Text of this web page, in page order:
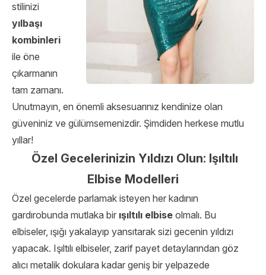
stilinizi
yılbaşı
kombinleri
ile öne
çıkarmanın
tam zamanı.
Unutmayın, en önemli aksesuarınız kendinize olan
güveniniz ve gülümsemenizdir. Şimdiden herkese mutlu
yıllar!
Özel Gecelerinizin Yıldızı Olun: Işıltılı
Elbise Modelleri
Özel gecelerde parlamak isteyen her kadının
gardırobunda mutlaka bir ışıltılı elbise olmalı. Bu
elbiseler, ışığı yakalayıp yansıtarak sizi gecenin yıldızı
yapacak. Işıltılı elbiseler, zarif payet detaylarından göz
alıcı metalik dokulara kadar geniş bir yelpazede